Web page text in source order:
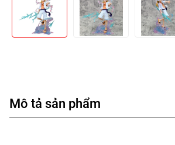
Mô tả sản phẩm